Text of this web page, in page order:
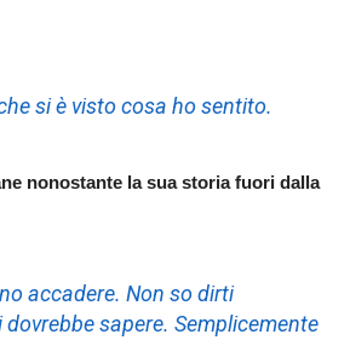
si è visto cosa ho sentito.
nonostante la sua storia fuori dalla
accadere. Non so dirti
sapere. Semplicemente